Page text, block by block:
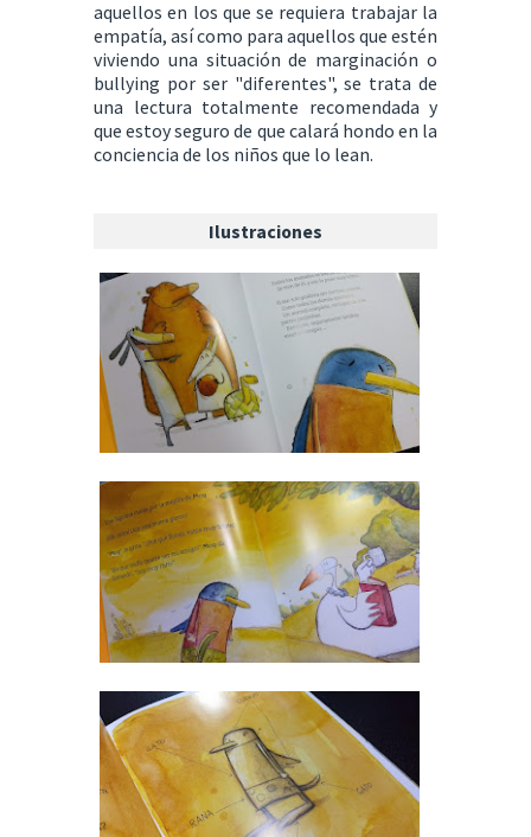
aquellos en los que se requiera trabajar la
empatía, así como para aquellos que estén
viviendo una situación de marginación o
bullying por ser "diferentes", se trata de
una lectura totalmente recomendada y
que estoy seguro de que calará hondo en la
conciencia de los niños que lo lean.
Ilustraciones